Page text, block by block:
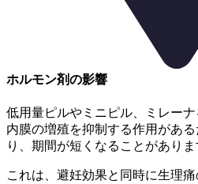
ホルモン剤の影響
低用量ピルやミニピル、ミレーナ
内膜の増殖を抑制する作用があ
り、期間が短くなることがありま
これは、避妊効果と同時に生理